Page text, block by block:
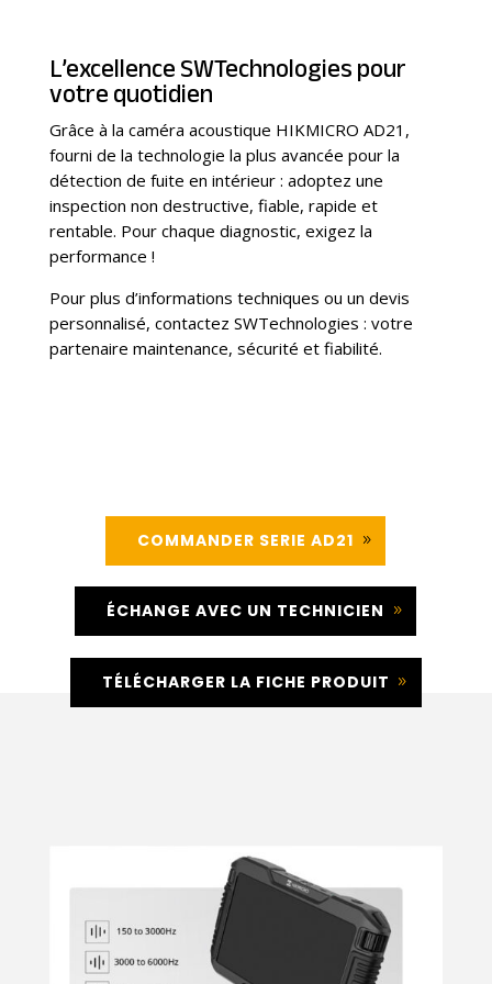
L’excellence SWTechnologies pour
votre quotidien
Grâce à la caméra acoustique HIKMICRO AD21,
fourni de la technologie la plus avancée pour la
détection de fuite en intérieur : adoptez une
inspection non destructive, fiable, rapide et
rentable. Pour chaque diagnostic, exigez la
performance !
Pour plus d’informations techniques ou un devis
personnalisé, contactez SWTechnologies : votre
partenaire maintenance, sécurité et fiabilité.
COMMANDER SERIE AD21
ÉCHANGE AVEC UN TECHNICIEN
TÉLÉCHARGER LA FICHE PRODUIT